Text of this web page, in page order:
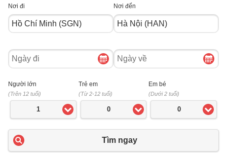
Nơi đi Nơi đến
Ngày
đi
Ngày
về
Người lớn
(Trên 12 tuổi)
1
Trẻ em
(Từ 2-12 tuổi)
0
Em bé
(Dưới 2 tuổi)
0
Tìm ngay